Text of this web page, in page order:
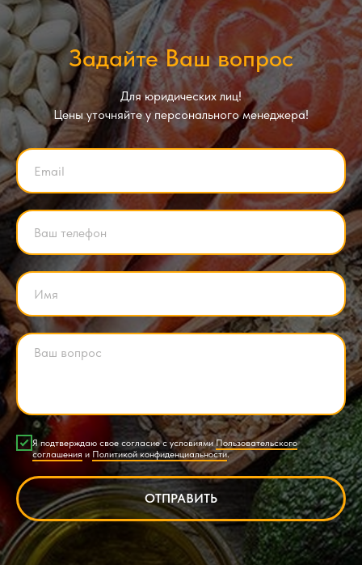
Задайте Ваш вопрос
Для юридических лиц!
Цены уточняйте у персонального менеджера!
Я подтверждаю свое согласие с условиямиПользовательского
соглашения и Политикой конфиденциальности.
ОТПРАВИТЬ